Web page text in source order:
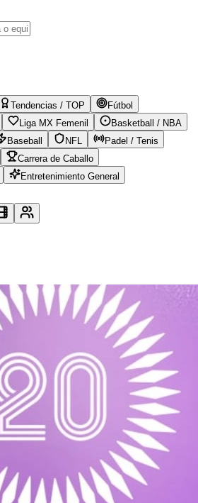
Tendencias / TOP
Fútbol
Liga MX Femenil
Basketball / NBA
Baseball NFL
Padel / Tenis
Carrera de Caballo
Entretenimiento General